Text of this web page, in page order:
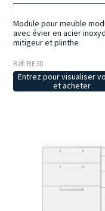
Module pour meuble
avec évier en acier
mitigeur et plinthe
Réf: RE30
Entrez pour visualiser
et acheter